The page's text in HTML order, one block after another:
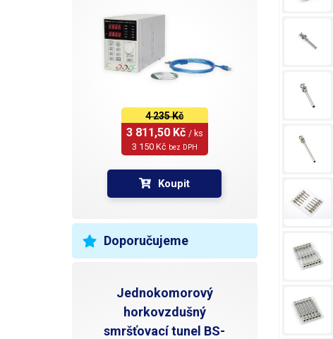
4 235 Kč
3 811,50 Kč / ks
3 150 Kč bez DPH
Koupit
Doporučujeme
Jednokomorový
horkovzdušný
smršťovací tunel BS-